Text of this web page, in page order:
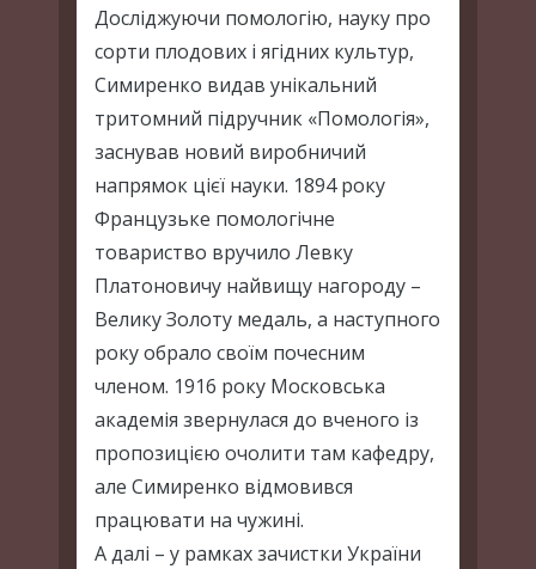
Досліджуючи помологію, науку про
сорти плодових і ягідних культур,
Симиренко видав унікальний
тритомний підручник «Помологія»,
заснував новий виробничий
напрямок цієї науки. 1894 року
Французьке помологічне
товариство вручило Левку
Платоновичу найвищу нагороду –
Велику Золоту медаль, а наступного
року обрало своїм почесним
членом. 1916 року Московська
академія звернулася до вченого із
пропозицією очолити там кафедру,
але Симиренко відмовився
працювати на чужині.
А далі – у рамках зачистки України